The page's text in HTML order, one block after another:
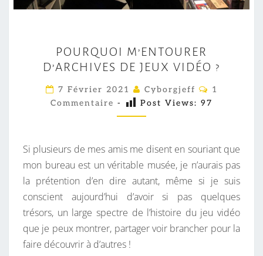
O
U
R
Q
U
I
M
’
E
N
T
POURQUOI M’ENTOURER
D’ARCHIVES DE JEUX VIDÉO ?
7 Février 2021 Cyborgjeff
C
M
A
I
R
E
1
Commentaire - Post Views: 97
Si plusieurs de mes amis me disent en souriant que
mon bureau est un véritable musée, je n’aurais pas
la prétention d’en dire autant, même si je suis
conscient aujourd’hui d’avoir si pas quelques
trésors, un large spectre de l’histoire du jeu vidéo
que je peux montrer, partager voir brancher pour la
faire découvrir à d’autres !